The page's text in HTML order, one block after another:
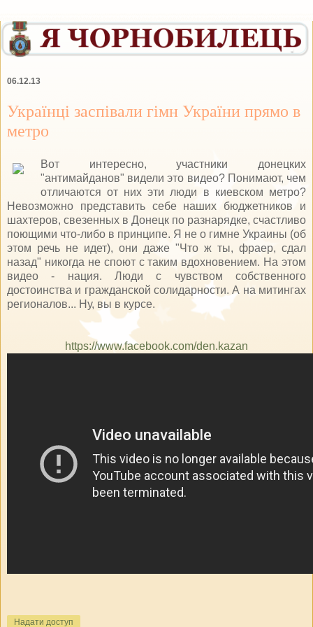
06.12.13
Українці заспівали гімн України прямо в
метро
Вот интересно, участники донецких
"антимайданов" видели это видео? Понимают, чем
отличаются от них эти люди в киевском метро?
Невозможно представить себе наших бюджетников и
шахтеров, свезенных в Донецк по разнарядке, счастливо
поющими что-либо в принципе. Я не о гимне Украины (об
этом речь не идет), они даже "Что ж ты, фраер, сдал
назад" никогда не споют с таким вдохновением. На этом
видео - нация. Люди с чувством собственного
достоинства и гражданской солидарности. А на митингах
регионалов... Ну, вы в курсе.
https://www.facebook.com/den.kazan
Надати доступ